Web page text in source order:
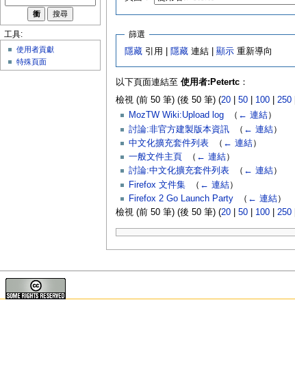
篩選
隱藏 引用 | 隱藏 連結 |顯示 重新導向
以下頁面連結至 使用者:Petertc：
檢視 (前 50 筆) (後 50 筆) (20| 50| 100| 250|
MozTW Wiki:Upload log‎ （ ← 連結）
討論:非官方建製版本資訊‎ （ ← 連結）
中文化擴充套件列表‎ （ ← 連結）
一般文件主頁
（ ← 連結）
討論:中文化擴充套件列表‎ （ ← 連結）
Firefox 文件集‎ （ ← 連結）
Firefox 2 Go Launch Party‎ （ ← 連結）
檢視 (前 50 筆) (後 50 筆) (20| 50| 100| 250|
工具:
使用者貢獻
特殊頁面